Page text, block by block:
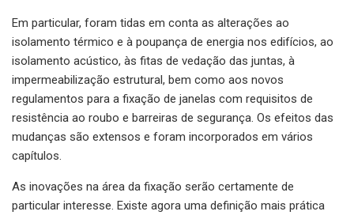
Em particular, foram tidas em conta as alterações ao
isolamento térmico e à poupança de energia nos edifícios, ao
isolamento acústico, às fitas de vedação das juntas, à
impermeabilização estrutural, bem como aos novos
regulamentos para a fixação de janelas com requisitos de
resistência ao roubo e barreiras de segurança. Os efeitos das
mudanças são extensos e foram incorporados em vários
capítulos.
As inovações na área da fixação serão certamente de
particular interesse. Existe agora uma definição mais prática